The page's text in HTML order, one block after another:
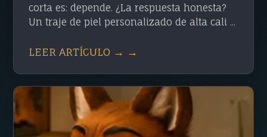
corta es: depende. ¿La respuesta honesta?
Un traje de piel personalizado de alta cali ...
LEER ARTÍCULO → →